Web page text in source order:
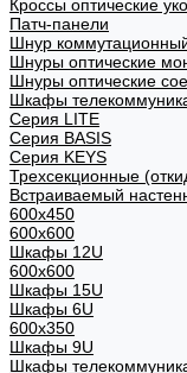
Кроссы оптические
Патч-панели
Шнур
Шнуры оптические
Шнуры оптические
Шкафы
Cерия LITE
Cерия BASIS
Cерия KEYS
Трехсекционные
Встраиваемый
600x450
600x600
Шкафы 12U
600x600
Шкафы 15U
Шкафы 6U
600x350
Шкафы 9U
Шкафы